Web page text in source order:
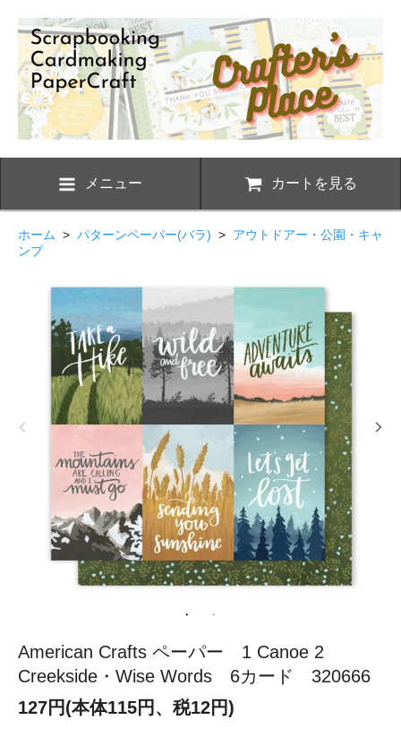
メニュー カートを見る
ホーム > パターンペーパー(バラ) > アウトドアー・公園・キャ
ンプ
American Crafts ペーパー 1 Canoe 2
Creekside・Wise Words 6カード 320666
127円(本体115円、税12円)